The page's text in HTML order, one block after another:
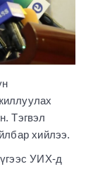
Тэгвэл
хийлээ.
УИХ-д